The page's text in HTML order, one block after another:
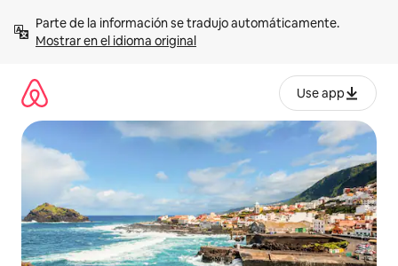
contenidoMostrar en el idioma original
Use app